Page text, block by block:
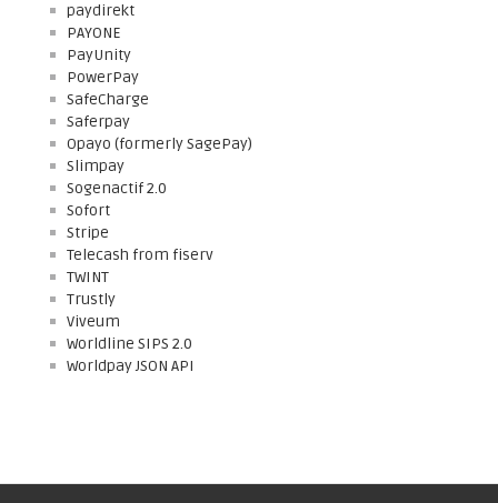
paydirekt
PAYONE
PayUnity
PowerPay
SafeCharge
Saferpay
Opayo (formerly SagePay)
Slimpay
Sogenactif 2.0
Sofort
Stripe
Telecash from fiserv
TWINT
Trustly
Viveum
Worldline SIPS 2.0
Worldpay JSON API